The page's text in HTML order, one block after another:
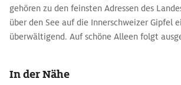
gehören zu den feinsten Adressen des
über den See auf die Innerschweizer Gipfel
überwältigend. Auf schöne Alleen folgt
und Ruderboote mieten.
In der Nähe